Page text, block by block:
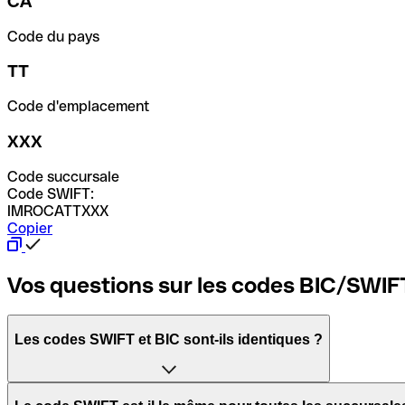
Code du pays
TT
Code d'emplacement
XXX
Code succursale
Code SWIFT:
IMROCATTXXX
Copier
Vos questions sur les codes BIC/
Les codes SWIFT et BIC sont-ils identiques ?